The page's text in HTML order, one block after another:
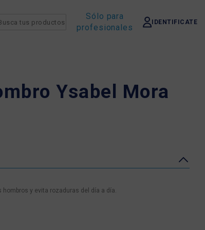
Sólo para
profesionales
IDENTIFICATE
Ysabel Mora
y evita rozaduras del día a día.